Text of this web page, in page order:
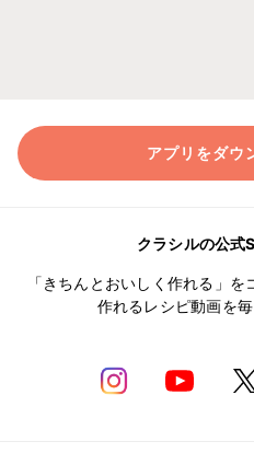
アプリをダウ
クラシルの公式
「きちんとおいしく作れる」
作れるレシピ動画を